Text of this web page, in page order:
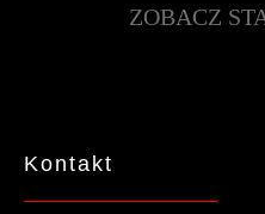
ZOBACZ
Kontakt